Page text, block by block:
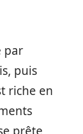
par
puis
riche en
prête